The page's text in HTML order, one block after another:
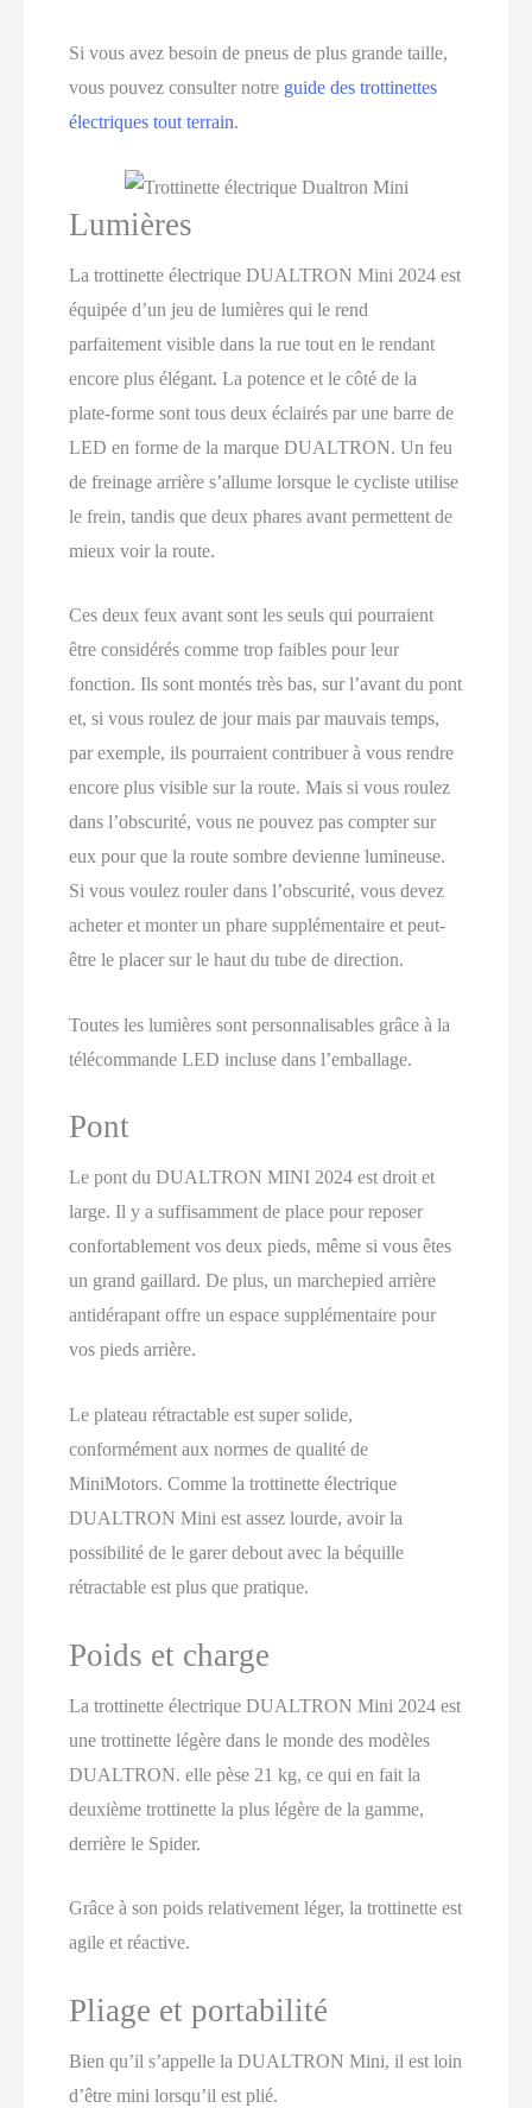
Si vous avez besoin de pneus de plus grande taille,
vous pouvez consulter notre guide des trottinettes
électriques tout terrain.
Lumières
La trottinette électrique DUALTRON Mini 2024 est
équipée d’un jeu de lumières qui le rend
parfaitement visible dans la rue tout en le rendant
encore plus élégant. La potence et le côté de la
plate-forme sont tous deux éclairés par une barre de
LED en forme de la marque DUALTRON. Un feu
de freinage arrière s’allume lorsque le cycliste utilise
le frein, tandis que deux phares avant permettent de
mieux voir la route.
Ces deux feux avant sont les seuls qui pourraient
être considérés comme trop faibles pour leur
fonction. Ils sont montés très bas, sur l’avant du pont
et, si vous roulez de jour mais par mauvais temps,
par exemple, ils pourraient contribuer à vous rendre
encore plus visible sur la route. Mais si vous roulez
dans l’obscurité, vous ne pouvez pas compter sur
eux pour que la route sombre devienne lumineuse.
Si vous voulez rouler dans l’obscurité, vous devez
acheter et monter un phare supplémentaire et peut-
être le placer sur le haut du tube de direction.
Toutes les lumières sont personnalisables grâce à la
télécommande LED incluse dans l’emballage.
Pont
Le pont du DUALTRON MINI 2024 est droit et
large. Il y a suffisamment de place pour reposer
confortablement vos deux pieds, même si vous êtes
un grand gaillard. De plus, un marchepied arrière
antidérapant offre un espace supplémentaire pour
vos pieds arrière.
Le plateau rétractable est super solide,
conformément aux normes de qualité de
MiniMotors. Comme la trottinette électrique
DUALTRON Mini est assez lourde, avoir la
possibilité de le garer debout avec la béquille
rétractable est plus que pratique.
Poids et charge
La trottinette électrique DUALTRON Mini 2024 est
une trottinette légère dans le monde des modèles
DUALTRON. elle pèse 21 kg, ce qui en fait la
deuxième trottinette la plus légère de la gamme,
derrière le Spider.
Grâce à son poids relativement léger, la trottinette est
agile et réactive.
Pliage et portabilité
Bien qu’il s’appelle la DUALTRON Mini, il est loin
d’être mini lorsqu’il est plié.